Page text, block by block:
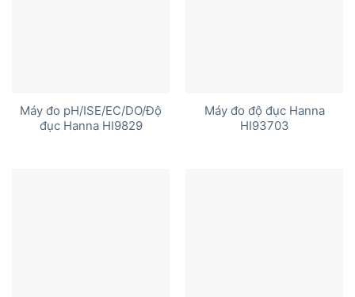
Máy đo pH/ISE/EC/DO/Độ
đục Hanna HI9829
Máy đo độ đục Hanna
HI93703